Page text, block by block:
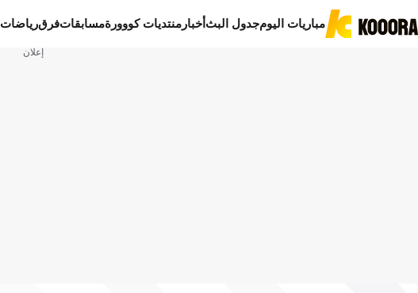
مباريات اليومجدول البثأخبار منتديات كووورةمسابقاتفرقرياضات
إعلان